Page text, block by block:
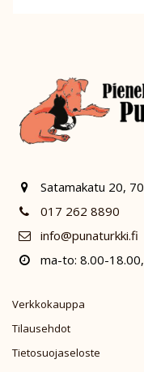
Satamakatu 20,
017 262 8890
info@punaturkki.fi
ma-to: 8.00-
Verkkokauppa
Tilausehdot
Tietosuojaseloste